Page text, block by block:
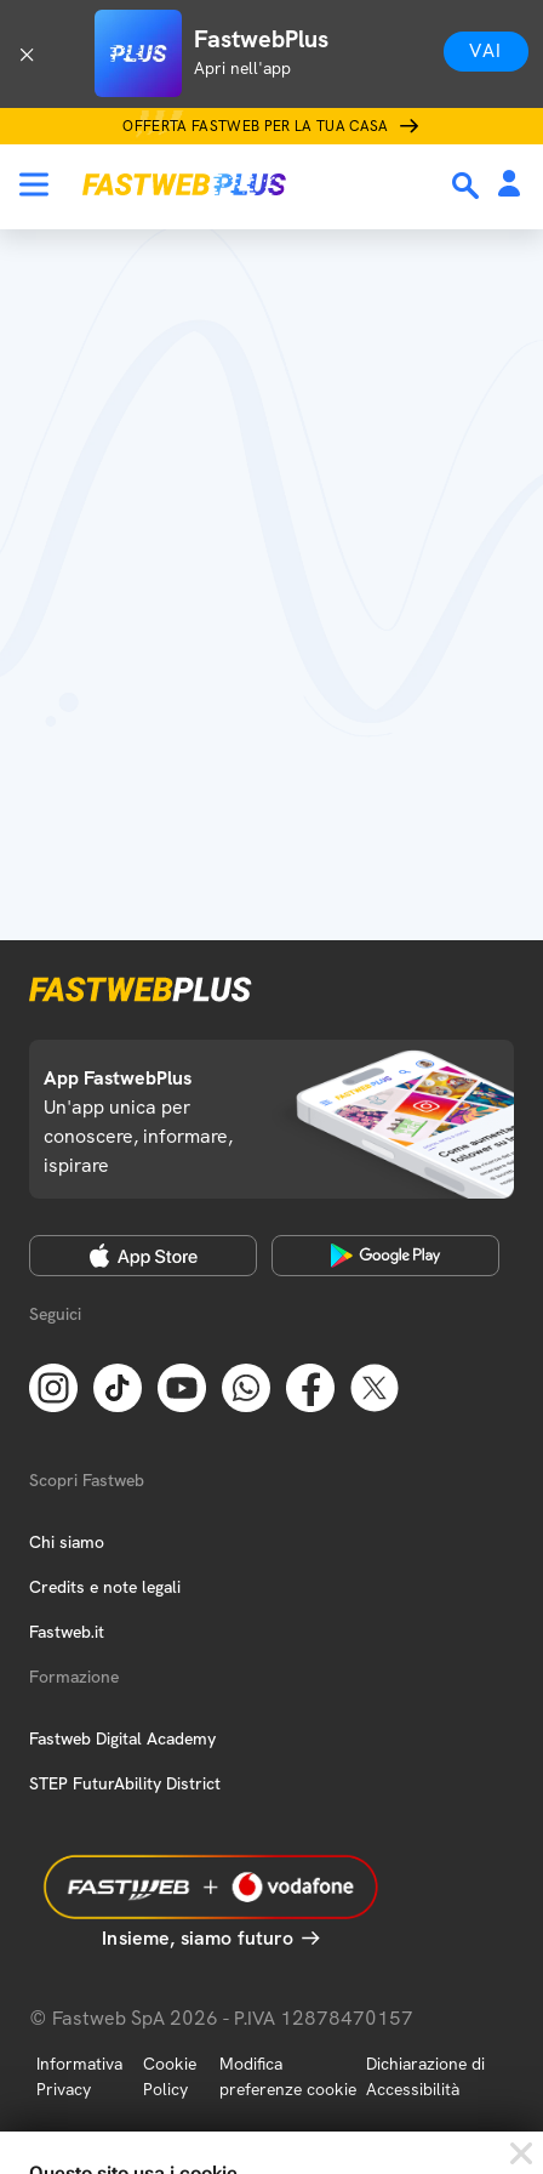
FastwebPlus
Apri nell'app
VAI
OFFERTA FASTWEB PER LA TUA CASA
App FastwebPlus
Un'app unica per
conoscere, informare,
ispirare
Seguici
Scopri Fastweb
Chi siamo
Credits e note legali
Fastweb.it
Formazione
Fastweb Digital Academy
STEP FuturAbility District
Insieme, siamo futuro
© Fastweb SpA 2026 - P.IVA 12878470157
Informativa
Privacy
Cookie
Policy
Modifica
preferenze cookie
Dichiarazione di
Accessibilità